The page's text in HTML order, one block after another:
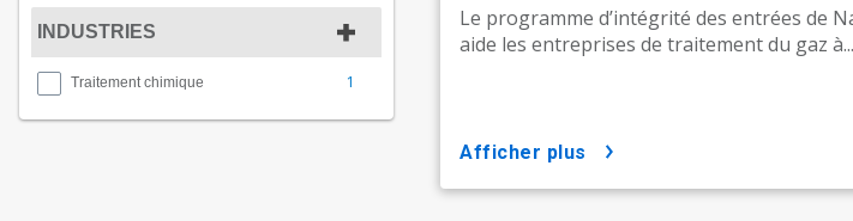
INDUSTRIES
Traitement chimique 1
Le programme d’intégrité des entrées de
aide les entreprises de traitement du gaz à...
afficher plus